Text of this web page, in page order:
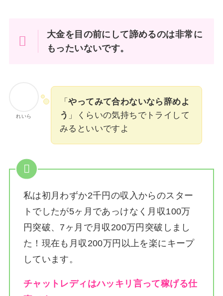
大金を目の前にして諦めるのは非常に
もったいないです。
れいら
「やってみて合わないなら辞めよ
う 」くらいの気持ちでトライして
みるといいですよ
私は初月わずか2千円の収入からのスター
トでしたが5ヶ月であっけなく月収100万
円突破、7ヶ月で月収200万円突破しまし
た！ 現在も月収200万円以上を楽にキープ
しています。
チャットレディはハッキリ言って稼げる仕